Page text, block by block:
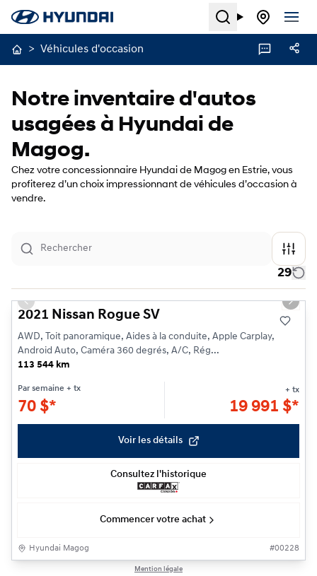
Search
> Véhicules d'occasion
Notre inventaire d'autos
usagées à Hyundai de
Magog.
Chez votre concessionnaire Hyundai de Magog en Estrie, vous
profiterez d’un choix impressionnant de véhicules d’occasion à
vendre.
29
1/21
Previous slide Next
2021 Nissan Rogue SV
AWD, Toit panoramique, Aides à la conduite, Apple Carplay,
Android Auto, Caméra 360 degrés, A/C, Rég...
113 544 km
Par semaine + tx
70 $*
+ tx
19 991 $*
Voir les détails
Consultez l'historique
Commencer votre achat
Hyundai Magog #00228
Mention légale